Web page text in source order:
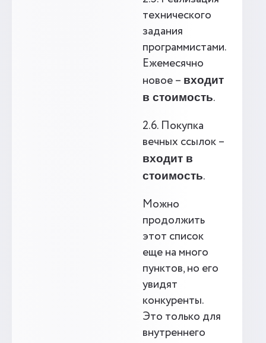
технического
задания
программистами.
Ежемесячно
новое – входит
в стоимость.
2.6. Покупка
вечных ссылок –
входит в
стоимость.
Можно
продолжить
этот список
еще на много
пунктов, но его
увидят
конкуренты.
Это только для
внутреннего